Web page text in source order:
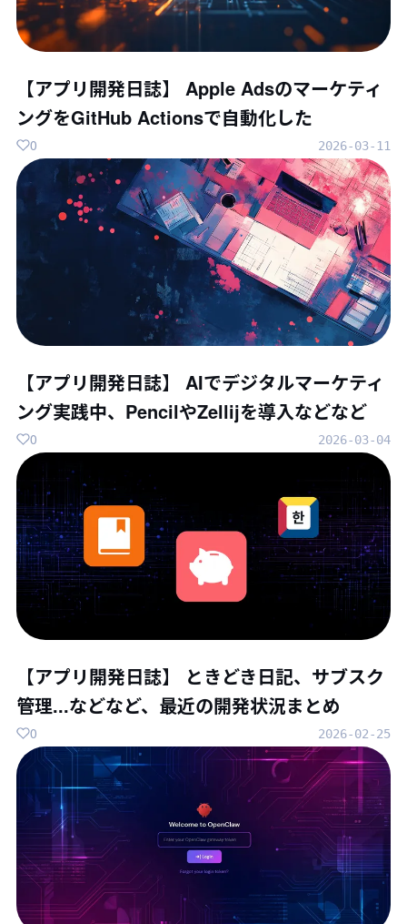
【アプリ開発日誌】 Apple Adsのマーケティ
ングをGitHub Actionsで自動化した
2026-03-11
0
【アプリ開発日誌】 AIでデジタルマーケティ
ング実践中、PencilやZellijを導入などなど
2026-03-04
0
【アプリ開発日誌】 ときどき日記、サブスク
管理...などなど、最近の開発状況まとめ
2026-02-25
0